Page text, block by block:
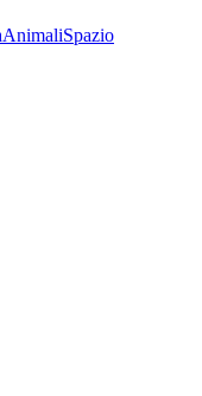
AnimaliSpazio